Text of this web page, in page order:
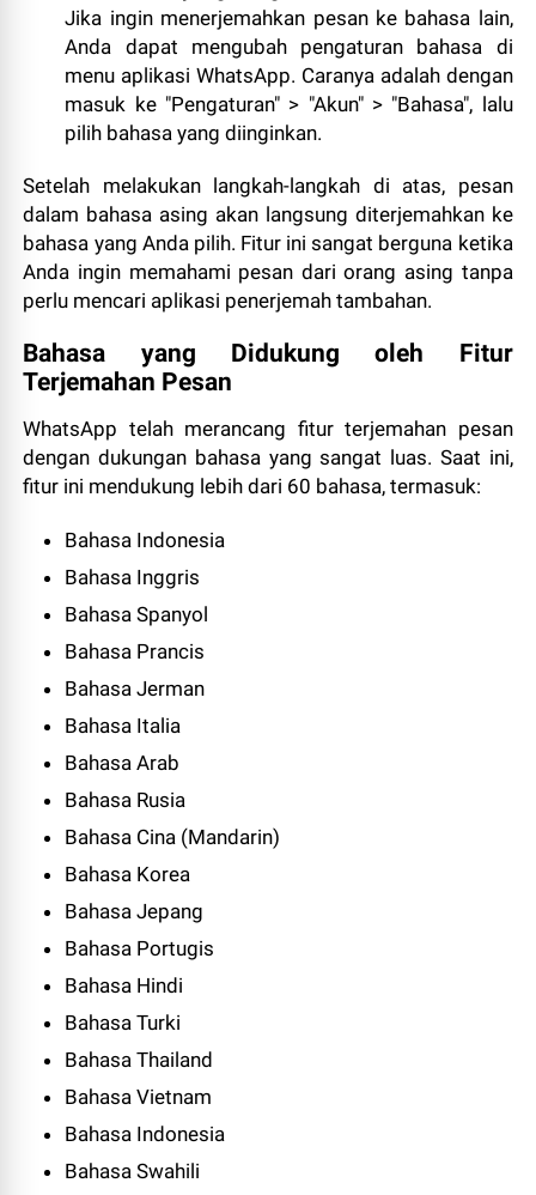
Jika ingin menerjemahkan pesan ke bahasa lain,
Anda dapat mengubah pengaturan bahasa di
menu aplikasi WhatsApp. Caranya adalah dengan
masuk ke "Pengaturan" > "Akun" > "Bahasa", lalu
pilih bahasa yang diinginkan.
Setelah melakukan langkah-langkah di atas, pesan
dalam bahasa asing akan langsung diterjemahkan ke
bahasa yang Anda pilih. Fitur ini sangat berguna ketika
Anda ingin memahami pesan dari orang asing tanpa
perlu mencari aplikasi penerjemah tambahan.
Bahasa yang Didukung oleh Fitur
Terjemahan Pesan
WhatsApp telah merancang fitur terjemahan pesan
dengan dukungan bahasa yang sangat luas. Saat ini,
fitur ini mendukung lebih dari 60 bahasa, termasuk:
Bahasa Indonesia
Bahasa Inggris
Bahasa Spanyol
Bahasa Prancis
Bahasa Jerman
Bahasa Italia
Bahasa Arab
Bahasa Rusia
Bahasa Cina (Mandarin)
Bahasa Korea
Bahasa Jepang
Bahasa Portugis
Bahasa Hindi
Bahasa Turki
Bahasa Thailand
Bahasa Vietnam
Bahasa Indonesia
Bahasa Swahili